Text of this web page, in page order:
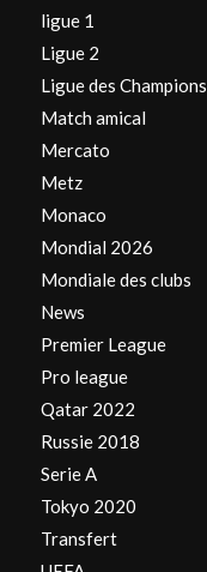
ligue 1
Ligue 2
Ligue des Champions
Match amical
Mercato
Metz
Monaco
Mondial 2026
Mondiale des clubs
News
Premier League
Pro league
Qatar 2022
Russie 2018
Serie A
Tokyo 2020
Transfert